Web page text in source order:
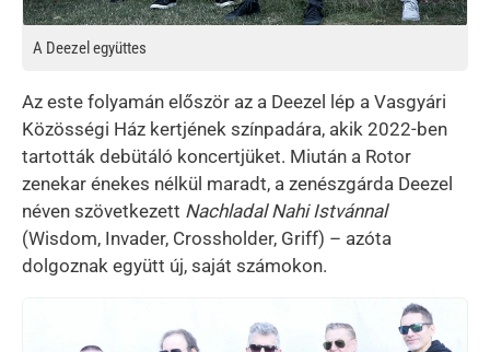
A Deezel együttes
Az este folyamán először az a Deezel lép a Vasgyári
Közösségi Ház kertjének színpadára, akik 2022-ben
tartották debütáló koncertjüket. Miután a Rotor
zenekar énekes nélkül maradt, a zenészgárda Deezel
néven szövetkezett Nachladal Nahi Istvánnal
(Wisdom, Invader, Crossholder, Griff) – azóta
dolgoznak együtt új, saját számokon.